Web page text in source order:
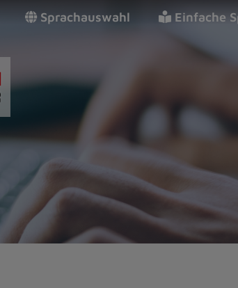
Sprachauswahl Einfache